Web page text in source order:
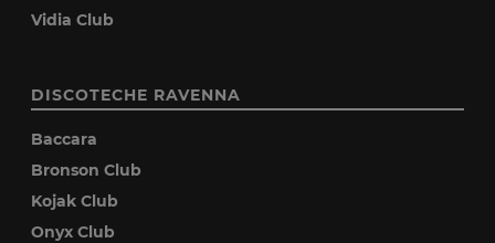
Vidia Club
DISCOTECHE RAVENNA
Baccara
Bronson Club
Kojak Club
Onyx Club